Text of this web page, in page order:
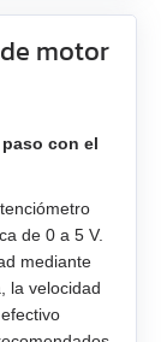
motor
con el
de 0 a 5 V.
mediante
la velocidad